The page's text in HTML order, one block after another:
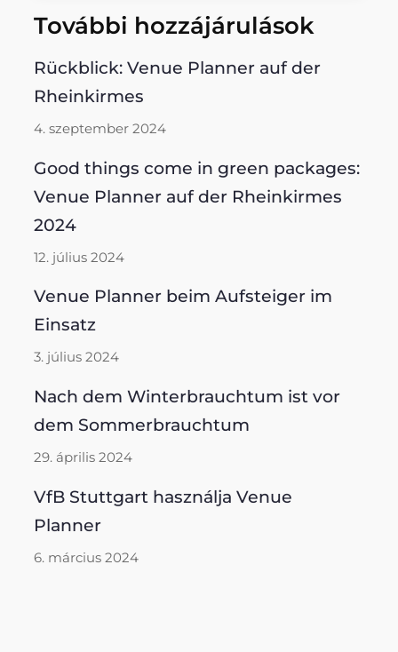
További hozzájárulások
Rückblick: Venue Planner auf der
Rheinkirmes
4. szeptember 2024
Good things come in green packages:
Venue Planner auf der Rheinkirmes
2024
12. július 2024
Venue Planner beim Aufsteiger im
Einsatz
3. július 2024
Nach dem Winterbrauchtum ist vor
dem Sommerbrauchtum
29. április 2024
VfB Stuttgart használja Venue
Planner
6. március 2024